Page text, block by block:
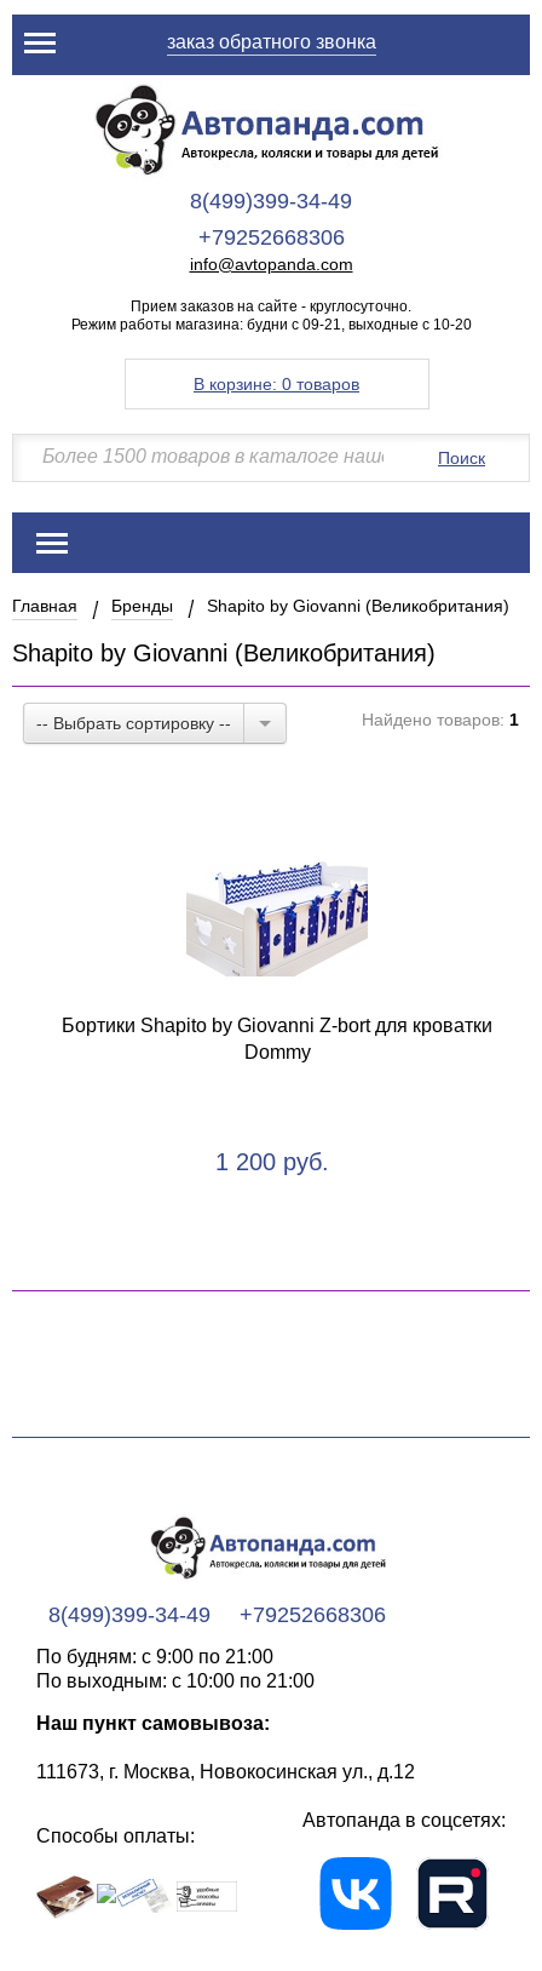
заказ обратного звонка
8(499)399-34-49
+79252668306
info@avtopanda.com
Прием заказов на сайте - круглосуточно.
Режим работы магазина: будни с 09-21, выходные с 10-20
В корзине: 0 товаров
Поиск
Главная Бренды Shapito by Giovanni (Великобритания)
Shapito by Giovanni (Великобритания)
-- Выбрать сортировку -- Найдено товаров: 1
Бортики Shapito by Giovanni Z-bort для кроватки
Dommy
1 200 руб.
8(499)399-34-49 +79252668306
По будням: с 9:00 по 21:00
По выходным: с 10:00 по 21:00
Наш пункт самовывоза:
111673, г. Москва, Новокосинская ул., д.12
Способы оплаты:
Автопанда в соцсетях: